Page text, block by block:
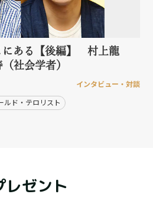
にある【後編】 村上龍
社会学者）
インタビュー・対談
ルド・テロリスト
レゼント